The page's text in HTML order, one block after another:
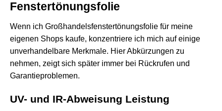
Fenstertönungsfolie
Wenn ich Großhandelsfenstertönungsfolie für meine
eigenen Shops kaufe, konzentriere ich mich auf einige
unverhandelbare Merkmale. Hier Abkürzungen zu
nehmen, zeigt sich später immer bei Rückrufen und
Garantieproblemen.
UV- und IR-Abweisung Leistung